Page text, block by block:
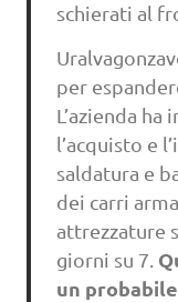
schierati al
per
L’azienda
l’acquisto e
saldatura e
dei carri
attrezzature
giorni su 7.
un